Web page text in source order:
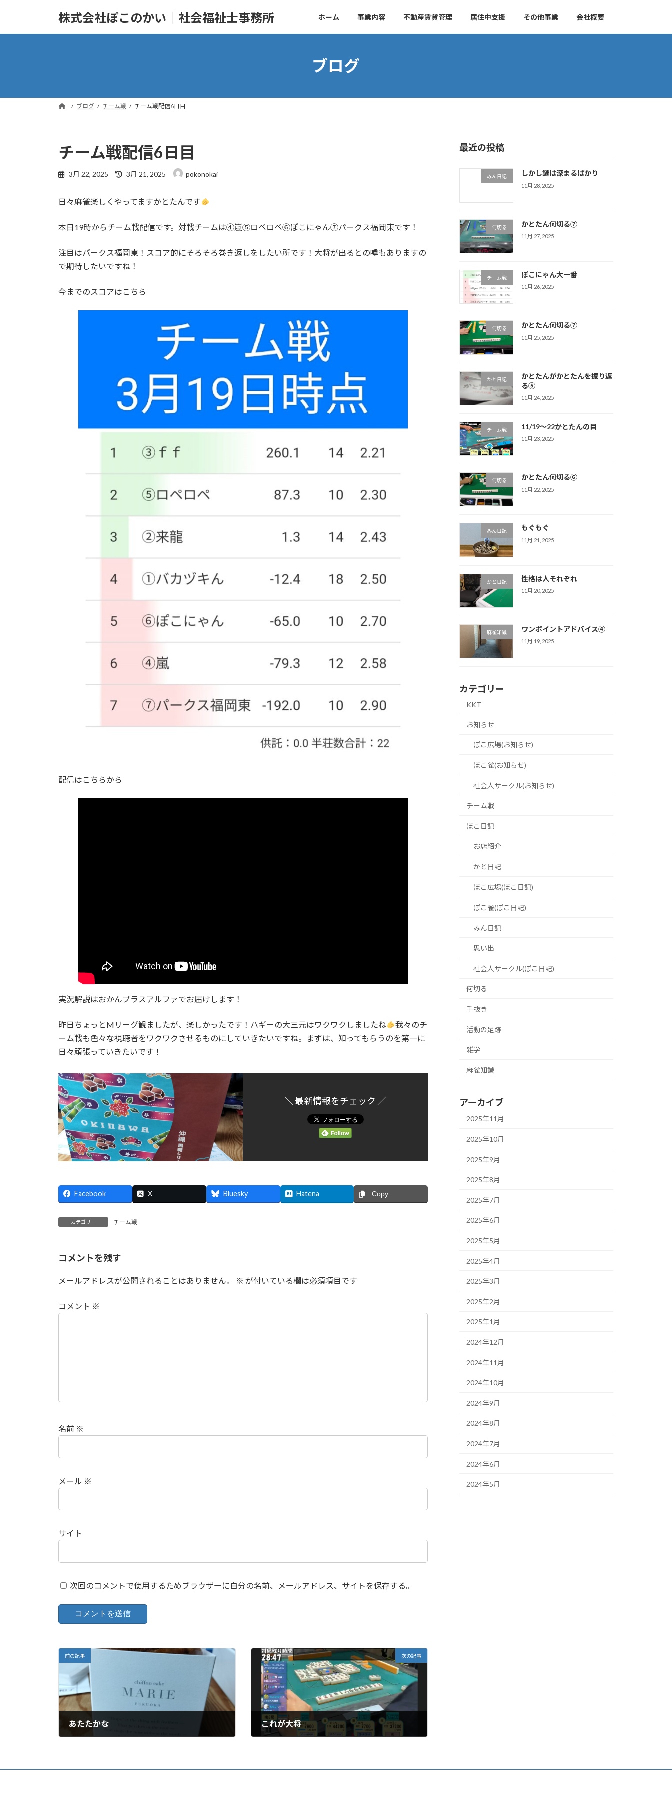
株式会社ぽこのかい｜社会福祉士事務所 ホーム 事業内容 不動産賃貸管理 居住中支援 その他事業 会社概要
ブログ
ブログ チーム戦 チーム戦配信6日目
チーム戦配信6日目
3月 22, 2025
最
新
時
:
3月 21, 2025 pokonokai
日々麻雀楽しくやってますかとたんです
本日19時からチーム戦配信です。対戦チームは④嵐⑤ロペロペ⑥ぽこにゃん⑦パークス福岡東です！
注目はパークス福岡東！スコア的にそろそろ巻き返しをしたい所です！大将が出るとの噂もありますの
で期待したいですね！
今までのスコアはこちら
配信はこちらから
実況解説はおかんプラスアルファでお届けします！
昨日ちょっとMリーグ観ましたが、楽しかったです！ハギーの大三元はワクワクしましたね
我々のチ
ーム戦も色々な視聴者をワクワクさせるものにしていきたいですね。まずは、知ってもらうのを第一に
日々頑張っていきたいです！
＼ 最新情報をチェック ／
Facebook X Bluesky Hatena Copy
カテゴリー チーム戦
コメントを残す
メールアドレスが公開されることはありません。 ※ が付いている欄は必須項目です
コメント ※
名前 ※
メール ※
サイト
次回のコメントで使用するためブラウザーに自分の名前、メールアドレス、サイトを保存する。
前の記事
あたたかな
次の記事
これが大将
最近の投稿
みん日記 しかし謎は深まるばかり
11月 28, 2025
何切る かとたん何切る⑦
11月 27, 2025
チーム戦 ぽこにゃん大一番
11月 26, 2025
何切る かとたん何切る⑦
11月 25, 2025
かと日記
かとたんがかとたんを振り返
る⑤
11月 24, 2025
チーム戦 11/19〜22かとたんの目
11月 23, 2025
何切る かとたん何切る⑥
11月 22, 2025
みん日記 もぐもぐ
11月 21, 2025
かと日記 性格は人それぞれ
11月 20, 2025
麻雀知識 ワンポイントアドバイス④
11月 19, 2025
カテゴリー
KKT
お知らせ
ぽこ広場(お知らせ)
ぽこ雀(お知らせ)
社会人サークル(お知らせ)
チーム戦
ぽこ日記
お店紹介
かと日記
ぽこ広場(ぽこ日記)
ぽこ雀(ぽこ日記)
みん日記
思い出
社会人サークル(ぽこ日記)
何切る
手抜き
活動の足跡
雑学
麻雀知識
アーカイブ
2025年11月
2025年10月
2025年9月
2025年8月
2025年7月
2025年6月
2025年5月
2025年4月
2025年3月
2025年2月
2025年1月
2024年12月
2024年11月
2024年10月
2024年9月
2024年8月
2024年7月
2024年6月
2024年5月